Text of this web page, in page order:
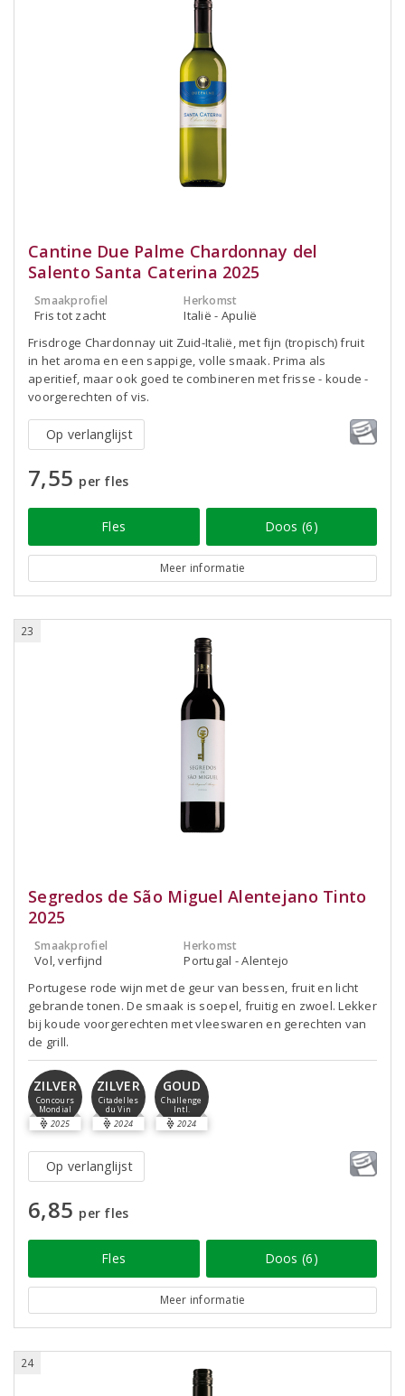
Cantine Due Palme Chardonnay del
Salento Santa Caterina 2025
Smaakprofiel
Fris tot zacht
Herkomst
Italië - Apulië
Frisdroge Chardonnay uit Zuid-Italië, met fijn (tropisch) fruit
in het aroma en een sappige, volle smaak. Prima als
aperitief, maar ook goed te combineren met frisse - koude -
voorgerechten of vis.
Op verlanglijst
7,55 per fles
Fles Doos (6)
Meer informatie
23
Segredos de São Miguel Alentejano Tinto
2025
Smaakprofiel
Vol, verfijnd
Herkomst
Portugal - Alentejo
Portugese rode wijn met de geur van bessen, fruit en licht
gebrande tonen. De smaak is soepel, fruitig en zwoel. Lekker
bij koude voorgerechten met vleeswaren en gerechten van
de grill.
ZILVER
Concours
Mondial
2025
ZILVER
Citadelles
du Vin
2024
GOUD
Challenge
Intl.
2024
Op verlanglijst
6,85 per fles
Fles Doos (6)
Meer informatie
24